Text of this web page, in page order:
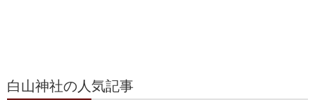
白山神社の人気記事